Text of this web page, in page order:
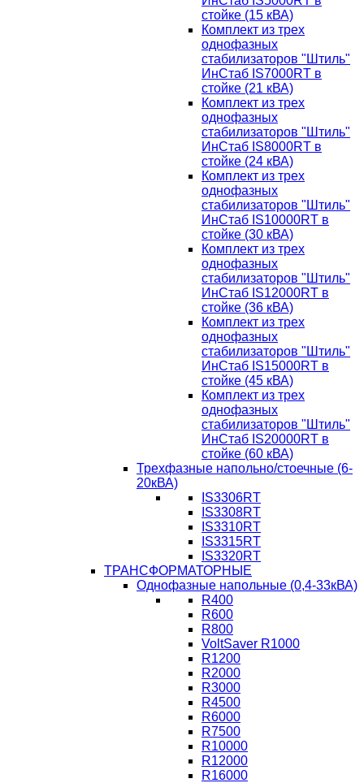
стойке (15 кВА)
Комплект из трех
однофазных
стабилизаторов "Штиль"
ИнСтаб IS7000RT в
стойке (21 кВА)
Комплект из трех
однофазных
стабилизаторов "Штиль"
ИнСтаб IS8000RT в
стойке (24 кВА)
Комплект из трех
однофазных
стабилизаторов "Штиль"
ИнСтаб IS10000RT в
стойке (30 кВА)
Комплект из трех
однофазных
стабилизаторов "Штиль"
ИнСтаб IS12000RT в
стойке (36 кВА)
Комплект из трех
однофазных
стабилизаторов "Штиль"
ИнСтаб IS15000RT в
стойке (45 кВА)
Комплект из трех
однофазных
стабилизаторов "Штиль"
ИнСтаб IS20000RT в
стойке (60 кВА)
Трехфазные напольно/стоечные (6-
20кВА)
IS3306RT
IS3308RT
IS3310RT
IS3315RT
IS3320RT
ТРАНСФОРМАТОРНЫЕ
Однофазные напольные (0,4-33кВА)
R400
R600
R800
VoltSaver R1000
R1200
R2000
R3000
R4500
R6000
R7500
R10000
R12000
R16000